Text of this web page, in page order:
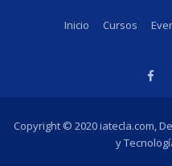
Inicio Cursos
Copyright © 2020 iatecla.com,
y